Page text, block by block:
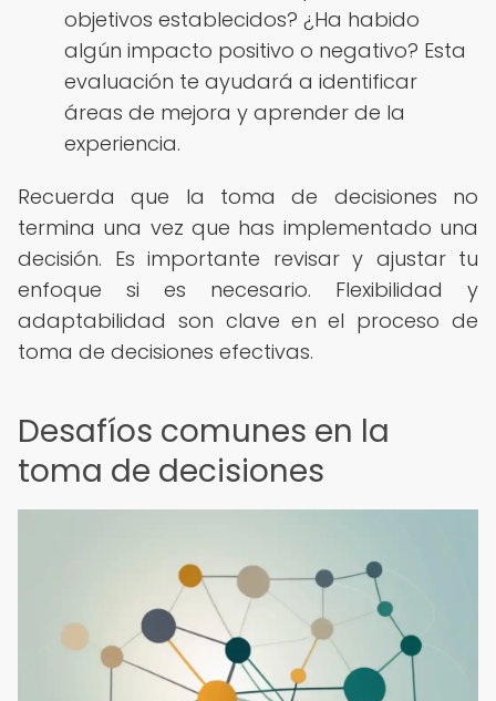
objetivos establecidos? ¿Ha habido
algún impacto positivo o negativo? Esta
evaluación te ayudará a identificar
áreas de mejora y aprender de la
experiencia.
Recuerda que la toma de decisiones no
termina una vez que has implementado una
decisión. Es importante revisar y ajustar tu
enfoque si es necesario. Flexibilidad y
adaptabilidad son clave en el proceso de
toma de decisiones efectivas.
Desafíos comunes en la
toma de decisiones